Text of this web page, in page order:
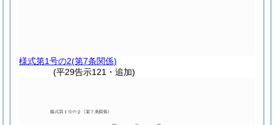
様式第1号の2(第7条関係)
(平29告示121・追加)